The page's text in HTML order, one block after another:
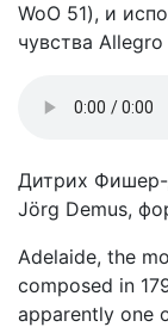
WoO 51), и
чувства
Дитрих Фишер-
Jörg Demus,
Adelaide, the
composed in
apparently one